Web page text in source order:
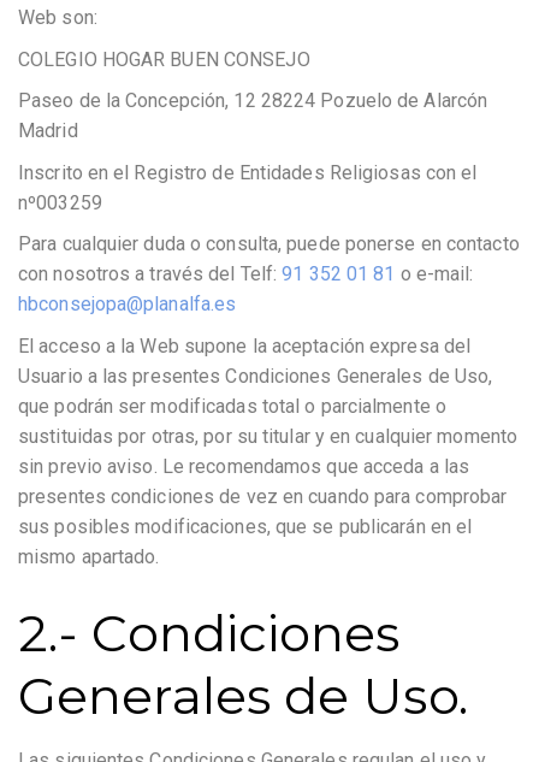
Web son:
COLEGIO HOGAR BUEN CONSEJO
Paseo de la Concepción, 12 28224 Pozuelo de Alarcón
Madrid
Inscrito en el Registro de Entidades Religiosas con el
nº003259
Para cualquier duda o consulta, puede ponerse en contacto
con nosotros a través del Telf:91 352 01 81 o e-mail:
hbconsejopa@planalfa.es
El acceso a la Web supone la aceptación expresa del
Usuario a las presentes Condiciones Generales de Uso,
que podrán ser modificadas total o parcialmente o
sustituidas por otras, por su titular y en cualquier momento
sin previo aviso. Le recomendamos que acceda a las
presentes condiciones de vez en cuando para comprobar
sus posibles modificaciones, que se publicarán en el
mismo apartado.
2.- Condiciones
Generales de Uso.